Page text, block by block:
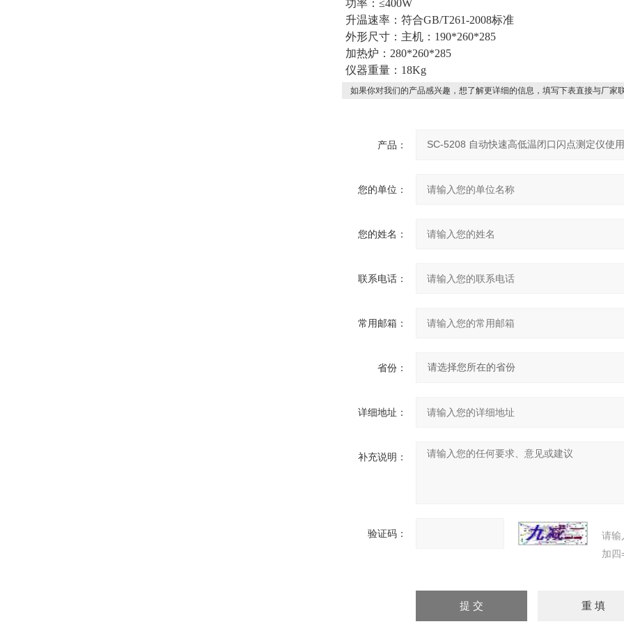
功率：≤400W
升温速率：符合GB/T261-2008标准
外形尺寸：主机：190*260*285
加热炉：280*260*285
仪器重量：18Kg
如果你对我们的产品感兴趣，想了解更详细的信息，填写下表直接与厂家
产品：
您的单位：
您的姓名：
联系电话：
常用邮箱：
省份：
详细地址：
补充说明：
验证码：
请输
加四